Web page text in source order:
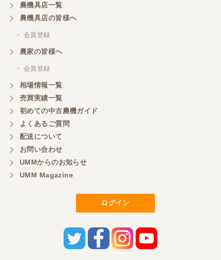
農機具店一覧
農機具店の皆様へ
・ 会員登録
農家の皆様へ
・ 会員登録
相場情報一覧
売買実績一覧
初めての中古農機ガイド
よくあるご質問
配送について
お問い合わせ
UMMからのお知らせ
UMM Magazine
ログイン